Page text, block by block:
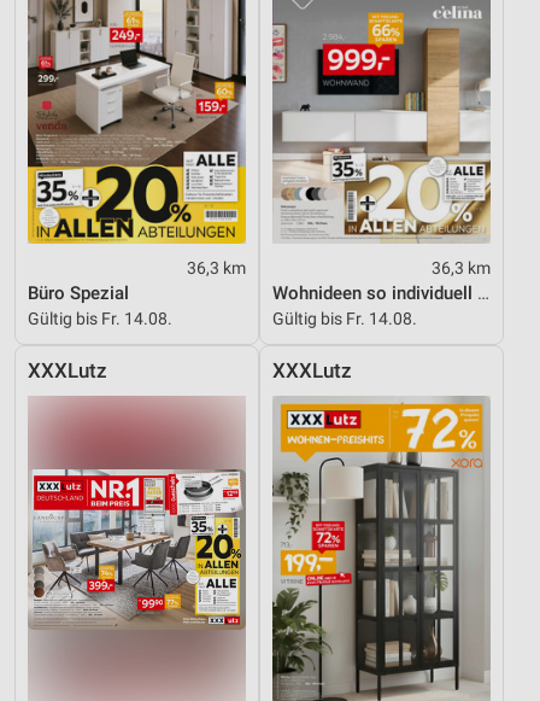
36,3 km
Büro Spezial
Gültig bis Fr. 14.08.
36,3 km
Wohnideen so individuell wie du!
Gültig bis Fr. 14.08.
XXXLutz XXXLutz
Notwendig
Performance
Funktional
Werbung